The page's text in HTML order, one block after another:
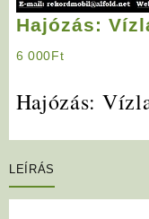
Hajózás:
6 000Ft
Hajózás:
LEÍRÁS